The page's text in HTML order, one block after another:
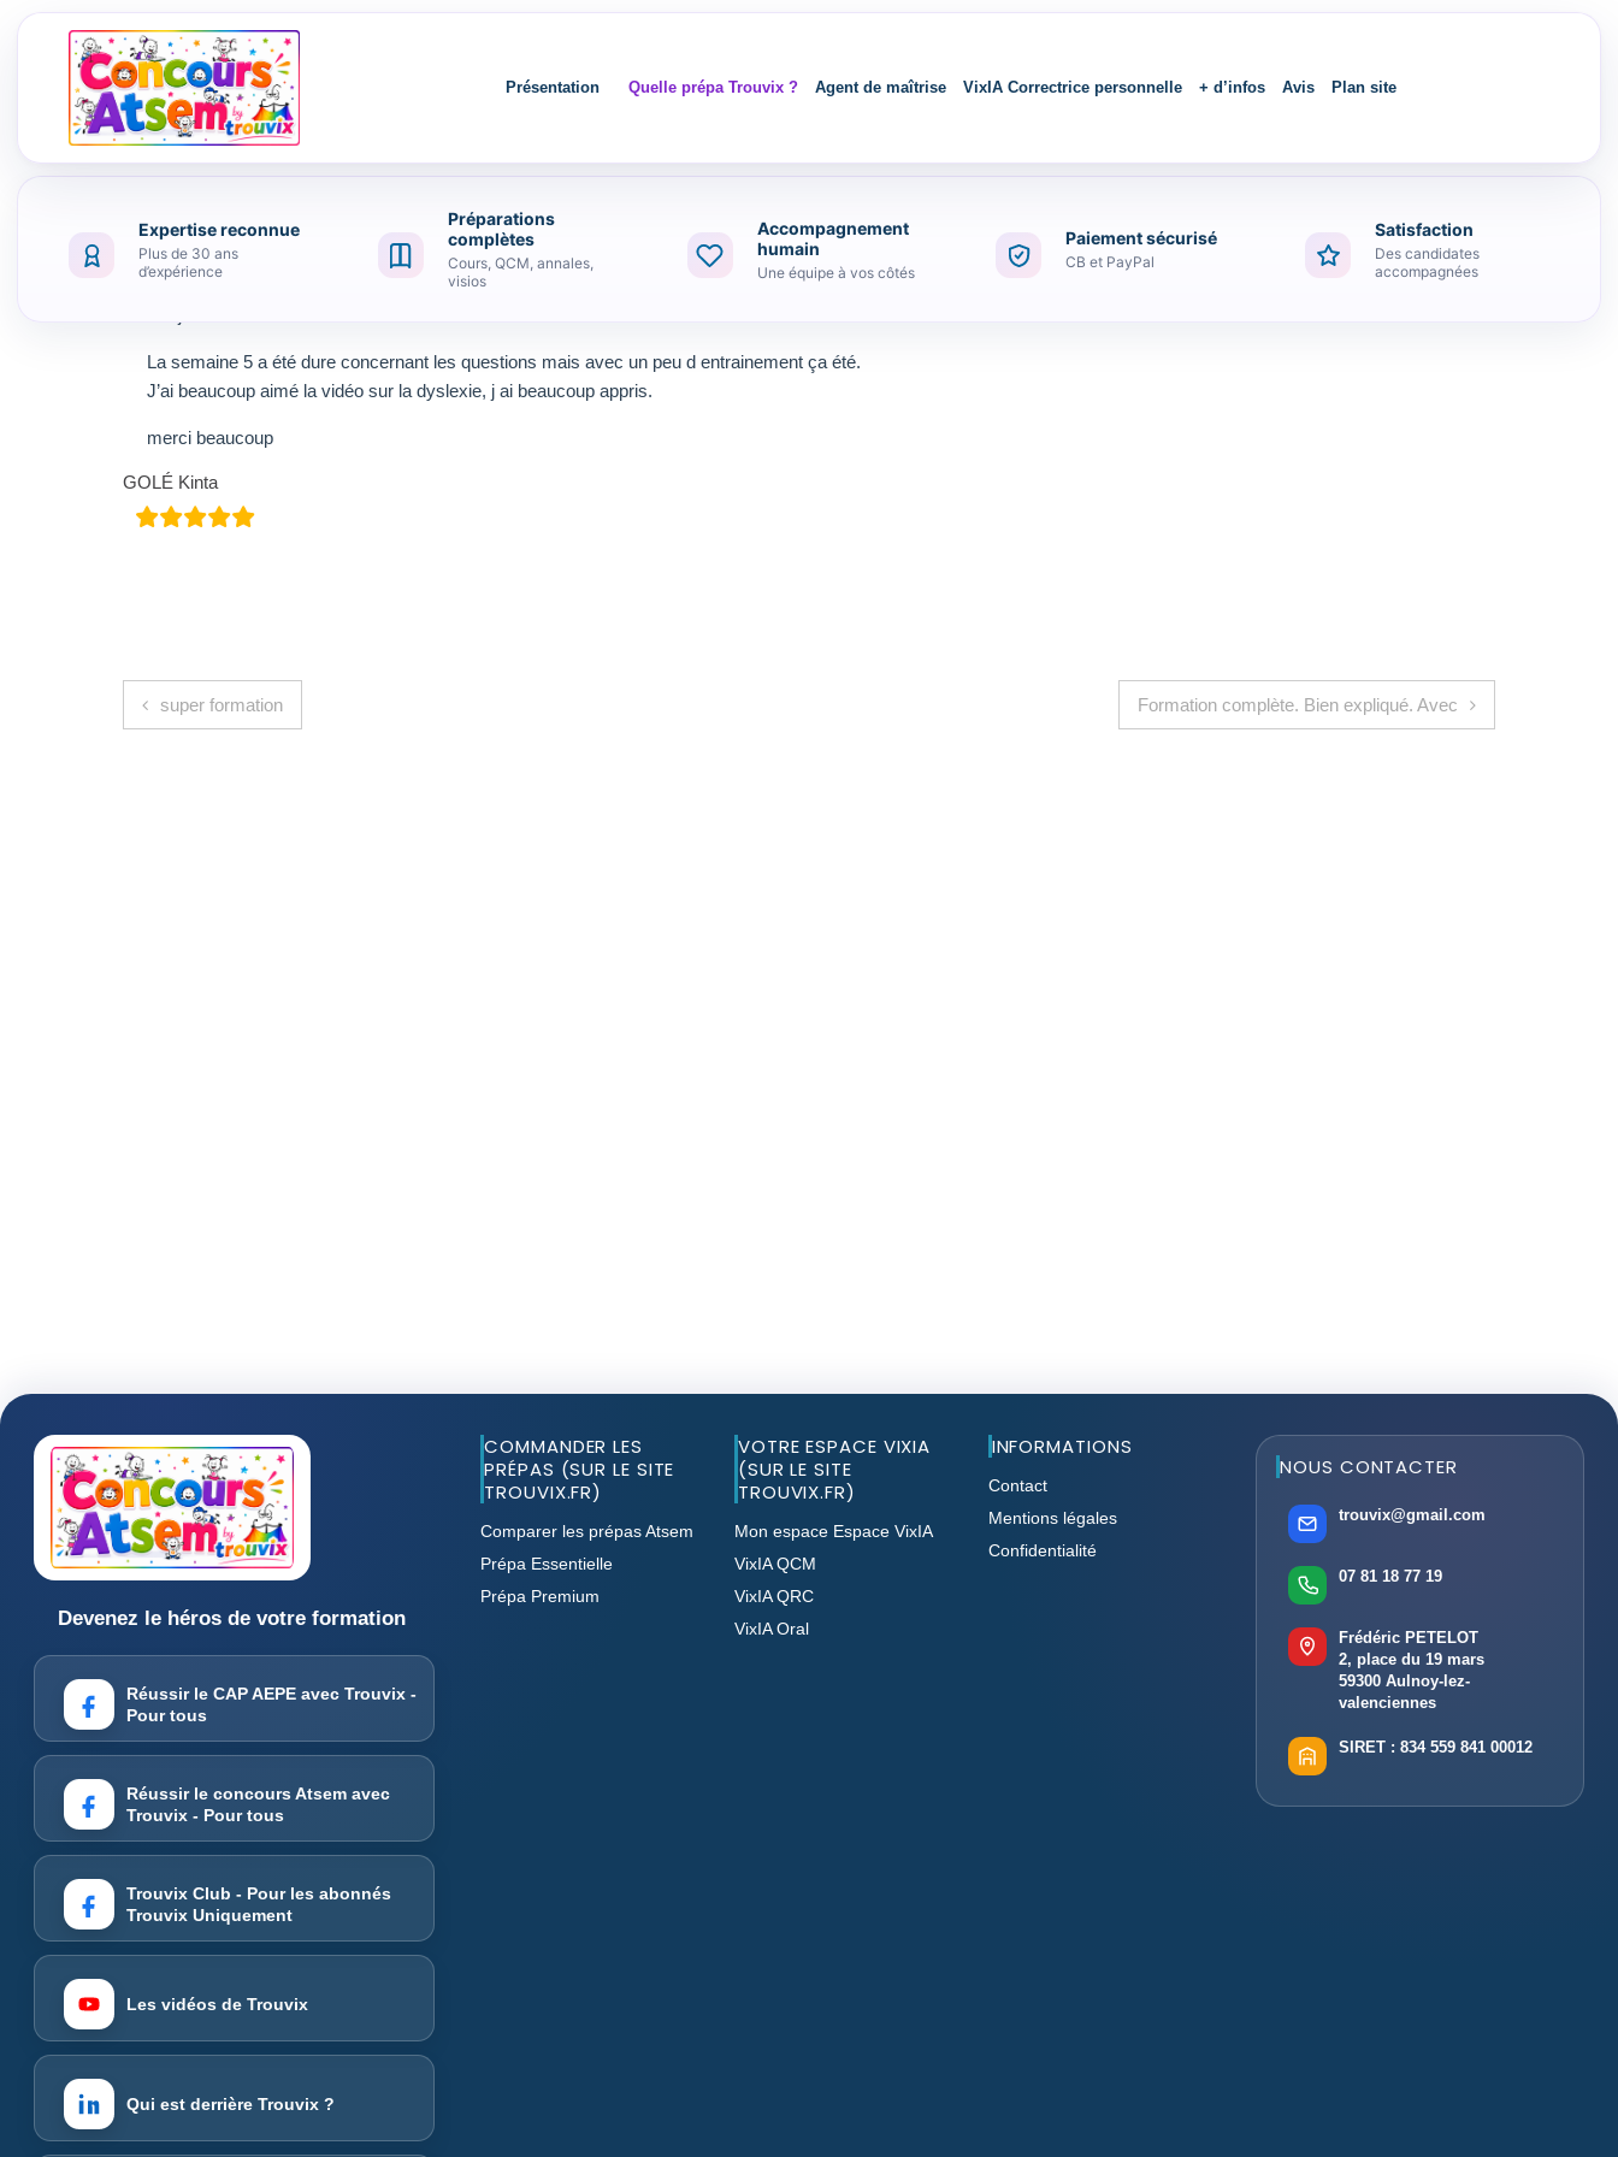
Présentation Quelle prépa Trouvix ? Agent de maîtrise VixIA Correctrice personnelle + d’infos Avis Plan site
Expertise reconnue
Plus de 30 ans
d’expérience
Préparations
complètes
Cours, QCM, annales,
visios
Accompagnement
humain
Une équipe à vos côtés
Paiement sécurisé
CB et PayPal
Satisfaction
Des candidates
accompagnées
La semaine 5 a été dure concernant les questions mais avec un peu d entrainement ça été.
J’ai beaucoup aimé la vidéo sur la dyslexie, j ai beaucoup appris.
merci beaucoup
GOLÉ Kinta
Navigation de l’article
super formation Formation complète. Bien expliqué. Avec
Devenez le héros de votre formation
Réussir le CAP AEPE avec Trouvix -
Pour tous
Réussir le concours Atsem avec
Trouvix - Pour tous
Trouvix Club - Pour les abonnés
Trouvix Uniquement
Les vidéos de Trouvix
Qui est derrière Trouvix ?
COMMANDER LES
PRÉPAS (SUR LE SITE
TROUVIX.FR)
Comparer les prépas Atsem
Prépa Essentielle
Prépa Premium
VOTRE ESPACE VIXIA
(SUR LE SITE
TROUVIX.FR)
Mon espace Espace VixIA
VixIA QCM
VixIA QRC
VixIA Oral
INFORMATIONS
Contact
Mentions légales
Confidentialité
NOUS CONTACTER
trouvix@gmail.com
07 81 18 77 19
Frédéric PETELOT
2, place du 19 mars
59300 Aulnoy-lez-
valenciennes
SIRET : 834 559 841 00012